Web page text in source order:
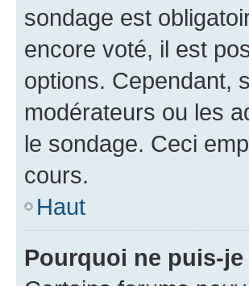
sondage est
encore voté, il est
options. Cependant,
modérateurs ou les
le sondage. Ceci
cours.
Haut
Pourquoi ne puis-